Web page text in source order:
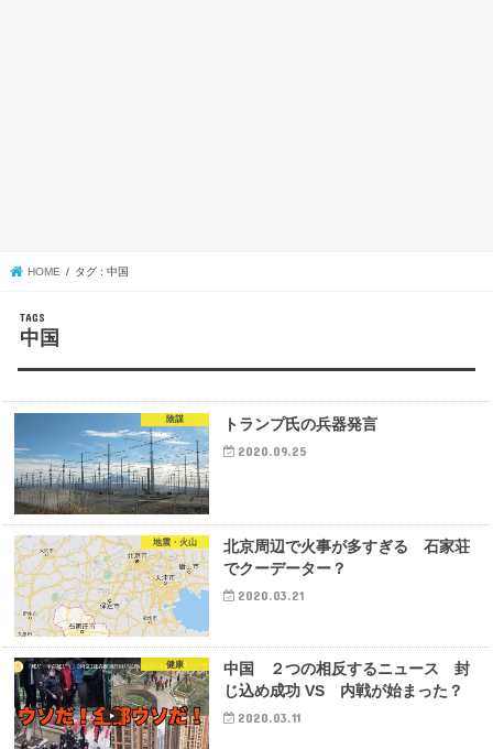
HOME タグ : 中国
中国
陰謀 トランプ氏の兵器発言
2020.09.25
地震・火山
北京周辺で火事が多すぎる 石家荘
でクーデーター？
2020.03.21
健康
中国 ２つの相反するニュース 封
じ込め成功 VS 内戦が始まった？
2020.03.11